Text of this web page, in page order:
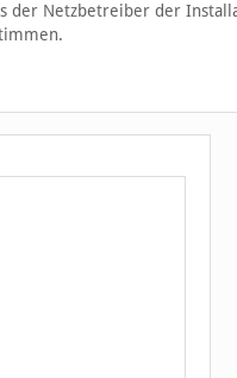
der Netzbetreiber der